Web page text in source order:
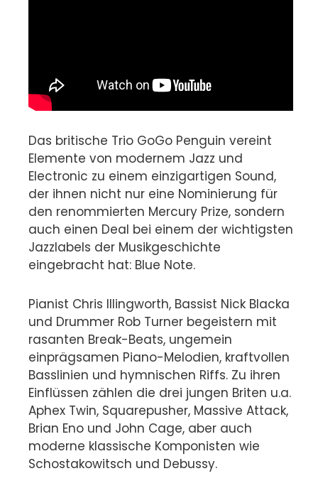
Das britische Trio GoGo Penguin vereint
Elemente von modernem Jazz und
Electronic zu einem einzigartigen Sound,
der ihnen nicht nur eine Nominierung für
den renommierten Mercury Prize, sondern
auch einen Deal bei einem der wichtigsten
Jazzlabels der Musikgeschichte
eingebracht hat: Blue Note.
Pianist Chris Illingworth, Bassist Nick Blacka
und Drummer Rob Turner begeistern mit
rasanten Break-Beats, ungemein
einprägsamen Piano-Melodien, kraftvollen
Basslinien und hymnischen Riffs. Zu ihren
Einflüssen zählen die drei jungen Briten u.a.
Aphex Twin, Squarepusher, Massive Attack,
Brian Eno und John Cage, aber auch
moderne klassische Komponisten wie
Schostakowitsch und Debussy.